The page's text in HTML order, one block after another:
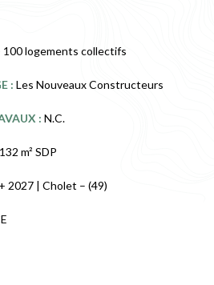
100 logements collectifs
: Les Nouveaux Constructeurs
:N.C.
m² SDP
2027 | Cholet – (49)